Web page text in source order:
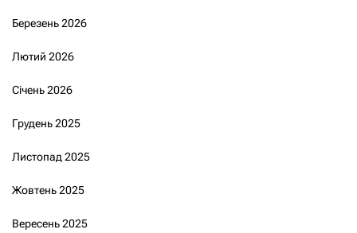
Березень 2026
Лютий 2026
Січень 2026
Грудень 2025
Листопад 2025
Жовтень 2025
Вересень 2025